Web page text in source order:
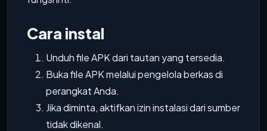
Cara instal
Unduh file APK dari tautan yang tersedia.
Buka file APK melalui pengelola berkas di
perangkat Anda.
Jika diminta, aktifkan izin instalasi dari sumber
tidak dikenal.